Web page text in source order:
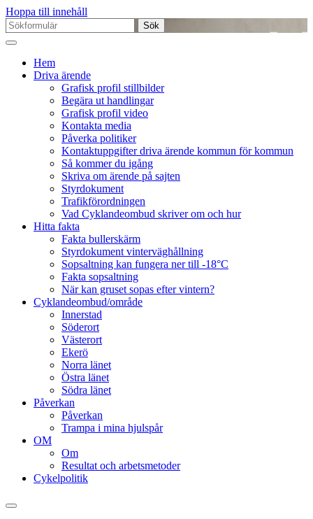
Hoppa till innehåll
Sök
efter:
Hem
Driva ärende
Grafisk profil stillbilder
Begära ut handlingar
Grafisk profil video
Kontakta media
Påverka politiker
Kontaktuppgifter driva ärende kommun för kommun
Så kommer du igång
Skriva om ärende på sajten
Styrdokument
Trafikförordningen
Vad Cyklandeombud skriver om och hur
Hitta fakta
Fakta bullerskärm
Styrdokument vinterväghållning
Sopsaltning kan fungera ner till -18°C
Fakta sopsaltning
När kan gruset sopas efter vintern?
Cyklandeombud/område
Innerstad
Söderort
Västerort
Ekerö
Norra länet
Östra länet
Södra länet
Påverkan
Påverkan
Trampa i mina hjulspår
OM
Om
Resultat och arbetsmetoder
Cykelpolitik
Slå